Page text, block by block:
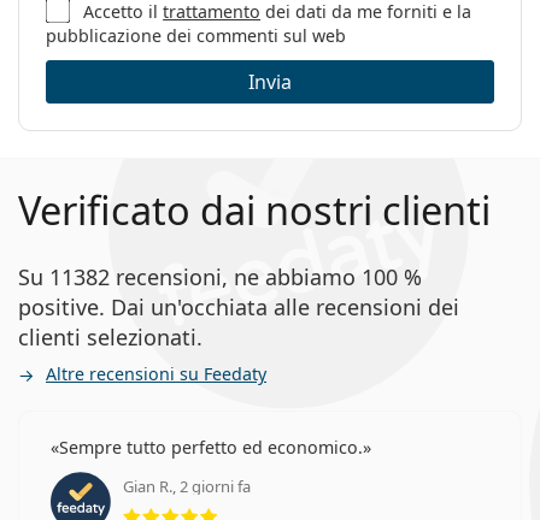
Sesso:
Uomo
Categorie:
Occhiali da vista
Codice:
GU50060/V 095 51
Accetto iltrattamento dei dati da me forniti e la
pubblicazione dei commenti sul web
Invia
Verificato dai nostri clienti
Su 11382 recensioni, ne abbiamo 100 %
positive. Dai un'occhiata alle recensioni dei
clienti selezionati.
Altre recensioni su Feedaty
Sempre tutto perfetto ed economico.
Gian R., 2 giorni fa